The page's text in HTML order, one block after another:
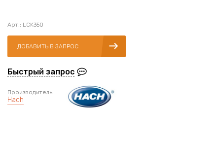
Арт.: LCK350
ДОБАВИТЬ В ЗАПРОС
Быстрый запрос
Производитель
Hach